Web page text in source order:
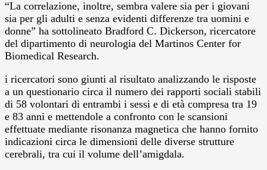
“La correlazione, inoltre, sembra valere sia per i giovani
sia per gli adulti e senza evidenti differenze tra uomini e
donne” ha sottolineato Bradford C. Dickerson, ricercatore
del dipartimento di neurologia del Martinos Center for
Biomedical Research.
i ricercatori sono giunti al risultato analizzando le risposte
a un questionario circa il numero dei rapporti sociali stabili
di 58 volontari di entrambi i sessi e di età compresa tra 19
e 83 anni e mettendole a confronto con le scansioni
effettuate mediante risonanza magnetica che hanno fornito
indicazioni circa le dimensioni delle diverse strutture
cerebrali, tra cui il volume dell’amigdala.